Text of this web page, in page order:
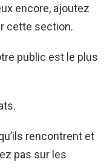
encore, ajoutez
cette section.
public est le plus
rencontrent et
pas sur les